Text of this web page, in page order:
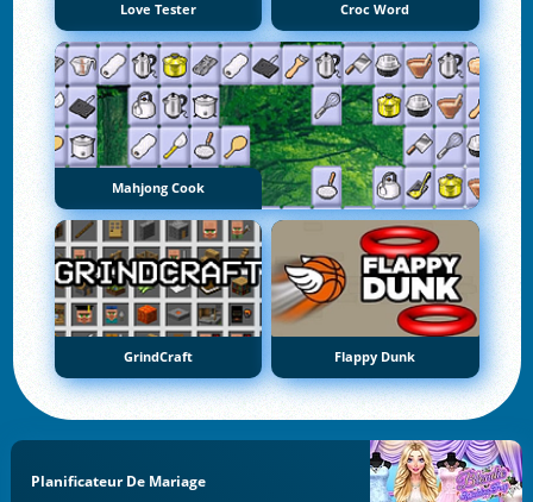
Love Tester Croc Word
Mahjong Cook
GrindCraft Flappy Dunk
Planificateur De Mariage